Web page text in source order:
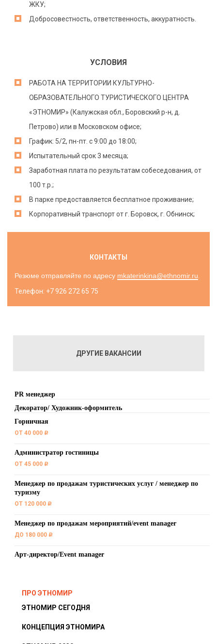
КОНТАКТЫ
Резюме отправляйте по адресу mkaterinkina@ethnomir.ru
Телефон: +7 926 272 65 75
ЖКУ;
Добросовестность, ответственность, аккуратность.
УСЛОВИЯ
РАБОТА НА ТЕРРИТОРИИ КУЛЬТУРНО-
ОБРАЗОВАТЕЛЬНОГО ТУРИСТИЧЕСКОГО ЦЕНТРА
«ЭТНОМИР» (Калужская обл., Боровский р-н, д.
Петрово) или в Московском офисе;
График: 5/2, пн-пт. с 9:00 до 18:00;
Испытательный срок 3 месяца;
Заработная плата по результатам собеседования, от
100 т.р.;
В парке предоставляется бесплатное проживание;
Корпоративный транспорт от г. Боровск, г. Обнинск;
ДРУГИЕ ВАКАНСИИ
PR менеджер
Декоратор/ Художник-оформитель
Горничная
ОТ 40 000 c
Администратор гостиницы
ОТ 45 000 c
Менеджер по продажам туристических услуг / менеджер по
туризму
ОТ 120 000 c
Менеджер по продажам мероприятий/event manager
ДО 180 000 c
Арт-директор/Event manager
ПРО ЭТНОМИР
ЭТНОМИР СЕГОДНЯ
КОНЦЕПЦИЯ ЭТНОМИРА